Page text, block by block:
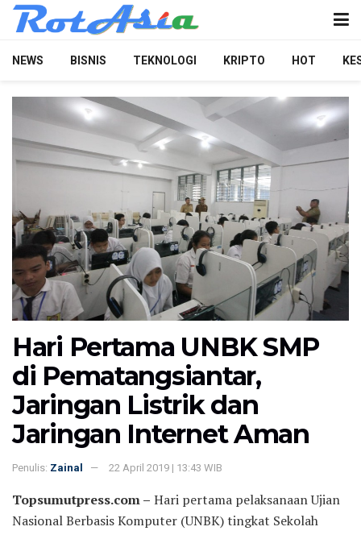
NEWS BISNIS TEKNOLOGI KRIPTO HOT
Hari Pertama UNBK SMP
di Pematangsiantar,
Jaringan Listrik dan
Jaringan Internet Aman
Penulis: Zainal 22 April 2019 | 13:43 WIB
Topsumutpress.com – Hari pertama pelaksanaan Ujian
Nasional Berbasis Komputer (UNBK) tingkat Sekolah